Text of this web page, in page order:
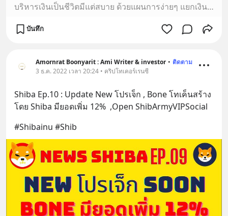
บริหารเงินเป็นชีวิตมีแต่สบาย ด้วยแผนการง่ายๆ แยกเงินลงทุนให้เหมาะสมกับความเสี่ยงของเรา บทความนี้เขียนขึ้นสั้น ๆ แค่อยากแบ่งปัน ชีวิตต่างแด...
บันทึก
Amornrat Boonyarit : Ami Writer & investor • ติดตาม
3 ธ.ค. 2022 เวลา 20:24 • คริปโทเคอร์เรนซี
Shiba Ep.10 : Update New โปรเจ็ก , Bone โทเค็นสร้าง
โดย Shiba มียอดเพิ่ม 12%  ,Open ShibArmyVIPSocial
#Shibainu #Shib